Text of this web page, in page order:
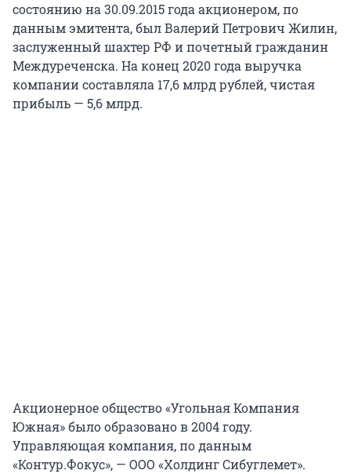
состоянию на 30.09.2015 года акционером, по
данным эмитента, был Валерий Петрович Жилин,
заслуженный шахтер РФ и почетный гражданин
Междуреченска. На конец 2020 года выручка
компании составляла 17,6 млрд рублей, чистая
прибыль — 5,6 млрд.
Акционерное общество «Угольная Компания
Южная» было образовано в 2004 году.
Управляющая компания, по данным
«Контур.Фокус», — ООО «Холдинг Сибуглемет».